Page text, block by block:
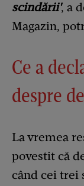
scindării', a
Magazin,
Ce a
despre
La vremea
povestit că
când cei trei